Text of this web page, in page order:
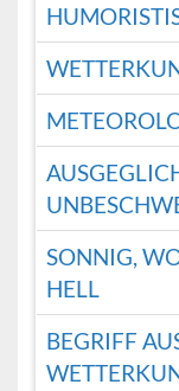
SONNIG,
HELL
BEGRIFF